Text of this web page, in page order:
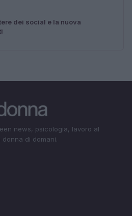
dei social e la nuova
news, psicologia, lavoro al
di domani.